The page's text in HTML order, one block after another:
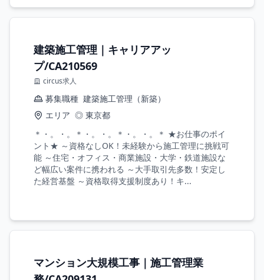
建築施工管理｜キャリアアッ
プ/CA210569
circus求人
募集職種 建築施工管理（新築）
エリア ◎ 東京都
＊・。・。＊・。・。＊・。・。＊ ★お仕事のポイ
ント★ ～資格なしOK！未経験から施工管理に挑戦可
能 ～住宅・オフィス・商業施設・大学・鉄道施設な
ど幅広い案件に携われる ～大手取引先多数！安定し
た経営基盤 ～資格取得支援制度あり！キ...
マンション大規模工事｜施工管理業